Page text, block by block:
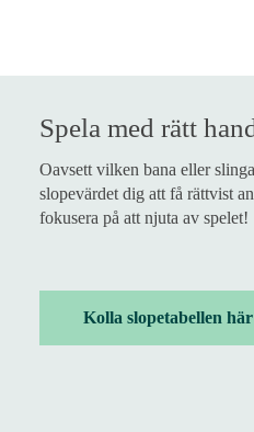
Spela med rätt
Oavsett vilken bana eller
slopevärdet dig att få rättvist
fokusera på att njuta av spelet!
Kolla slopetabellen här